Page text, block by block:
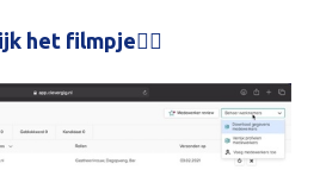
het filmpje👇🏻